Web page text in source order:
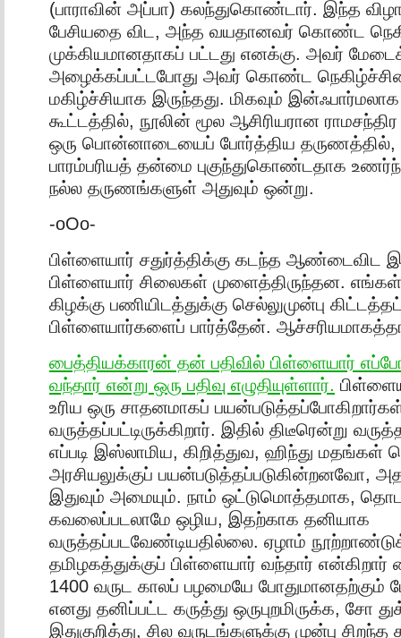
(பாராவின் அப்பா) கலந்துகொண்டார். இந்த
பேசியதை விட, அந்த வயதானவர் கொண்ட
முக்கியமானதாகப் பட்டது எனக்கு. அவர்
அழைக்கப்பட்டபோது அவர் கொண்ட
மகிழ்ச்சியாக இருந்தது. மிகவும்
கூட்டத்தில், நூலின் மூல ஆசிரியரான
ஒரு பொன்னாடையைப் போர்த்திய தருணத்தில்,
பாரம்பரியத் தன்மை புகுந்துகொண்டதாக
நல்ல தருணங்களுள் அதுவும் ஒன்று.
-oOo-
பிள்ளையார் சதுர்த்திக்கு கடந்த ஆண்டைவிட
பிள்ளையார் சிலைகள் முளைத்திருந்தன. எங்கள்
கிழக்கு பணியிடத்துக்கு செல்லுமுன்பு
பிள்ளையார்களைப் பார்த்தேன்.
பைத்தியக்காரன் தன் பதிவில் பிள்ளையார்
வந்தார் என்று ஒரு பதிவு எழுதியுள்ளார்.
உரிய ஒரு சாதனமாகப்
வருத்தப்பட்டிருக்கிறார். இதில் திடீரென்று
எப்படி இஸ்லாமிய, கிறித்துவ, ஹிந்து மதங்கள்
அரசியலுக்குப் பயன்படுத்தப்படுகின்றனவோ,
இதுவும் அமையும். நாம் ஒட்டுமொத்தமாக,
கவலைப்படலாமே ஒழிய, இதற்காக தனியாக
வருத்தப்படவேண்டியதில்லை. ஏழாம்
தமிழகத்துக்குப் பிள்ளையார் வந்தார்
1400 வருட காலப் பழமையே போதுமானதற்கும்
எனது தனிப்பட்ட கருத்து ஒருபுறமிருக்க, சோ
இதுகுறித்து, சில வருடங்களுக்கு முன்பு